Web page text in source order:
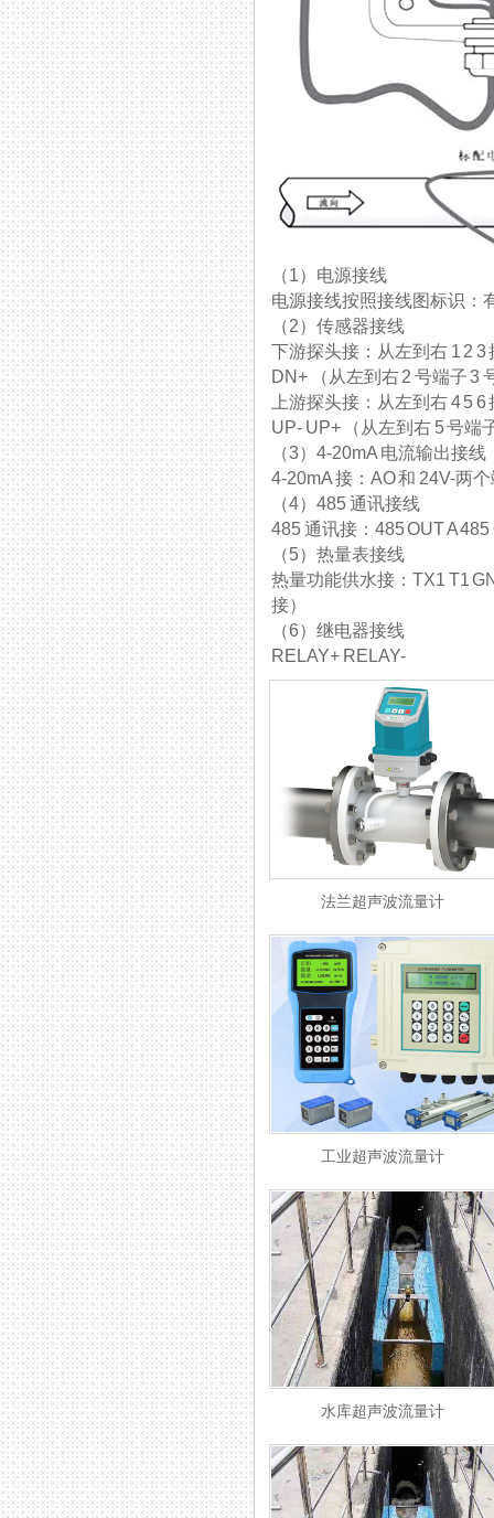
（1）电源接线
电源接线按照接线图标识
（2）传感器接线
下游探头接：从左到右 1
DN+ （从左到右 2 号端子 3
上游探头接：从左到右
UP- UP+ （从左到右 5 号端
（3）4-20mA 电流输出接线
4-20mA 接：AO 和 24V-两
（4）485 通讯接线
485 通讯接：485 OUT A
（5）热量表接线
热量功能供水接：TX1
接）
（6）继电器接线
RELAY+ RELAY-
法兰超声波流量计
工业超声波流量计
水库超声波流量计